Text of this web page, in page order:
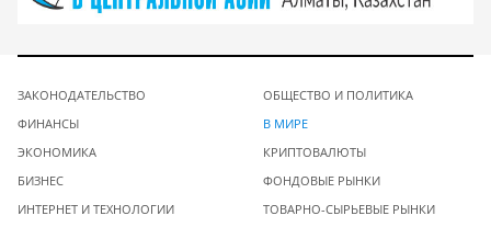
ЗАКОНОДАТЕЛЬСТВО
ФИНАНСЫ
ЭКОНОМИКА
БИЗНЕС
ИНТЕРНЕТ И ТЕХНОЛОГИИ
ОБЩЕСТВО И ПОЛИТИКА
В МИРЕ
КРИПТОВАЛЮТЫ
ФОНДОВЫЕ РЫНКИ
ТОВАРНО-СЫРЬЕВЫЕ РЫНКИ